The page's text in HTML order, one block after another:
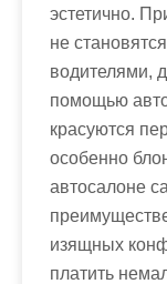
эстетично.
не
водителями,
помощью
красуются
особенно
автосалоне
изящных
платить